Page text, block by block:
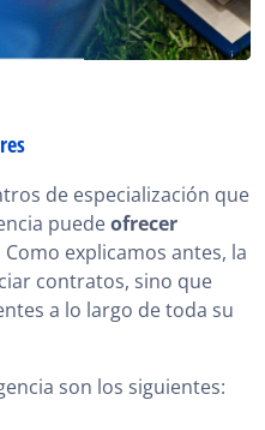
de especialización que
puedeofrecer
Como explicamos antes, la
contratos, sino que
a lo largo de toda su
son los siguientes: